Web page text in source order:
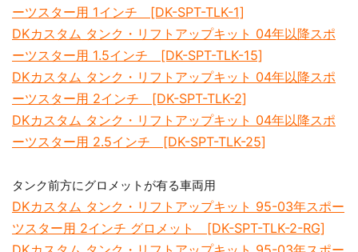
ーツスター用 1インチ [DK-SPT-TLK-1]
DKカスタム タンク・リフトアップキット 04年以降スポ
ーツスター用 1.5インチ [DK-SPT-TLK-15]
DKカスタム タンク・リフトアップキット 04年以降スポ
ーツスター用 2インチ [DK-SPT-TLK-2]
DKカスタム タンク・リフトアップキット 04年以降スポ
ーツスター用 2.5インチ [DK-SPT-TLK-25]
タンク前方にグロメットが有る車両用
DKカスタム タンク・リフトアップキット 95-03年スポー
ツスター用 2インチ グロメット [DK-SPT-TLK-2-RG]